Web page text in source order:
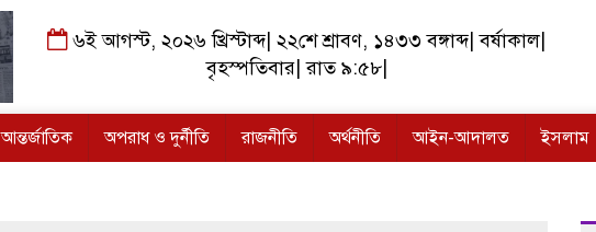
৬ই আগস্ট, ২০২৬ খ্রিস্টাব্দ| ২২শে শ্রাবণ, ১৪৩৩ বঙ্গাব্দ| বর্ষাকাল|
বৃহস্পতিবার| রাত ৯:৫৮|
আন্তর্জাতিক অপরাধ ও দুর্নীতি রাজনীতি অর্থনীতি আইন-আদালত ইসলাম